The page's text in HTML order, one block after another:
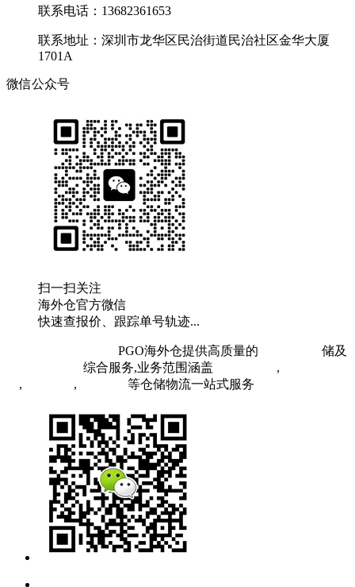
联系电话：13682361653
联系地址：深圳市龙华区民治街道民治社区金华大厦
1701A
微信公众号
扫一扫关注
海外仓官方微信
快速查报价、跟踪单号轨迹...
PGO海外仓提供高质量的
储及
综合服务,业务范围涵盖 ,
, , 等仓储物流一站式服务